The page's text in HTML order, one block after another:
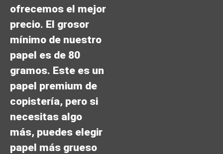
ofrecemos el mejor
precio. El grosor
mínimo de nuestro
papel es de 80
gramos. Este es un
papel premium de
copistería, pero si
necesitas algo
más, puedes elegir
papel más grueso